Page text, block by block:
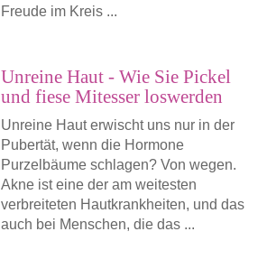
Freude im Kreis ...
Unreine Haut - Wie Sie Pickel
und fiese Mitesser loswerden
Unreine Haut erwischt uns nur in der
Pubertät, wenn die Hormone
Purzelbäume schlagen? Von wegen.
Akne ist eine der am weitesten
verbreiteten Hautkrankheiten, und das
auch bei Menschen, die das ...